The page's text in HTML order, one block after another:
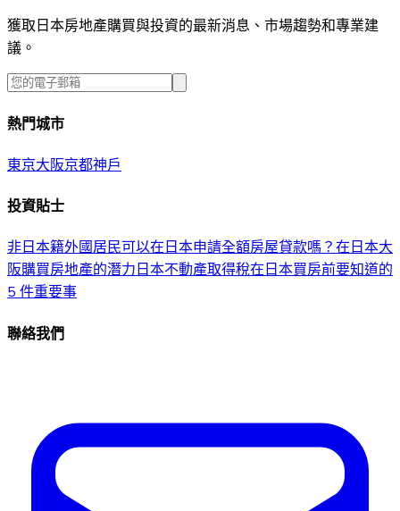
獲取日本房地產購買與投資的最新消息、市場趨勢和專業建
議。
熱門城市
東京大阪京都神戶
投資貼士
非日本籍外國居民可以在日本申請全額房屋貸款嗎？在日本大
阪購買房地產的潛力 日本不動產取得稅在日本買房前要知道的
5 件重要事
聯絡我們